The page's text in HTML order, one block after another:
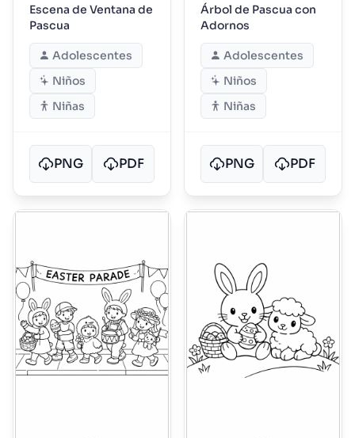
Escena de Ventana de
Pascua
Adolescentes
Niños
Niñas
PNG PDF
Árbol de Pascua con
Adornos
Adolescentes
Niños
Niñas
PNG PDF